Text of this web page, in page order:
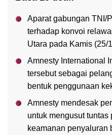
Aparat gabungan TNI/
terhadap konvoi
Utara pada Kamis (25/
Amnesty International
tersebut sebagai
bentuk penggunaan
Amnesty mendesak
untuk mengusut
keamanan penyaluran